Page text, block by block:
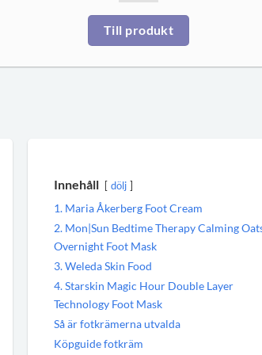
Till produkt
Innehåll dölj
1. Maria Åkerberg Foot Cream
2. Mon|Sun Bedtime Therapy Calming
Overnight Foot Mask
3. Weleda Skin Food
4. Starskin Magic Hour Double Layer
Technology Foot Mask
Så är fotkrämerna utvalda
Köpguide fotkräm